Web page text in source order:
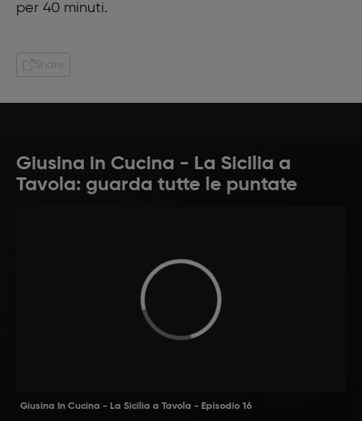
per 40 minuti.
Share
Giusina in Cucina - La Sicilia a
Tavola: guarda tutte le puntate
Giusina In Cucina - La Sicilia a Tavola - Episodio 16